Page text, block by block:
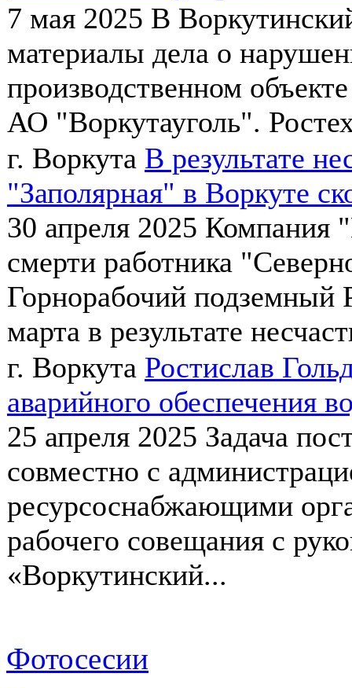
7 мая 2025 В
материалы дела о
производственном
АО "Воркутауголь".
г. Воркута В результате
"Заполярная" в Воркуте
30 апреля 2025 Компания
смерти работника
Горнорабочий подземный
марта в результате
г. Воркута Ростислав
аварийного обеспечения
25 апреля 2025 Задача
совместно с
ресурсоснабжающими
рабочего совещания с
«Воркутинский...
Фотосесии